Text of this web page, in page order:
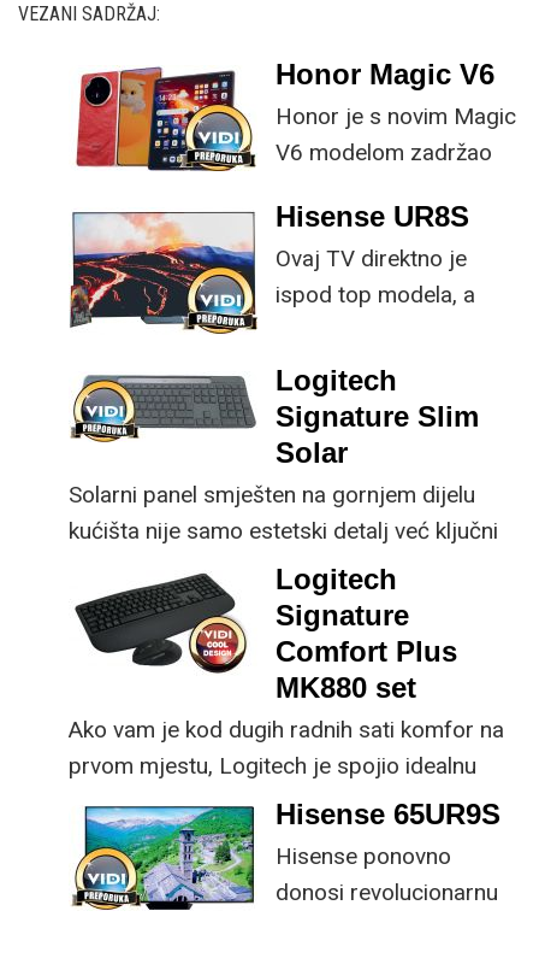
VEZANI SADRŽAJ:
Honor Magic V6
Honor je s novim Magic
V6 modelom zadržao
specifikacije, no
istovremeno
implementirao
ključne svakom
korisniku.
Hisense UR8S
Ovaj TV direktno je
ispod top modela, a
male ustupke možete
osjetno uštedjeti pri
kupnji.
Logitech
Signature Slim
Solar
Solarni panel smješten na gornjem dijelu
kućišta nije samo estetski detalj već ključni
dio koncepta ovog proizvoda, jer koristi
energiju prirodnog ili umjetnog svjetla za
rad.
Logitech
Signature
Comfort Plus
MK880 set
Ako vam je kod dugih radnih sati komfor na
prvom mjestu, Logitech je spojio idealnu
kombinaciju tipkovnice i miša s naprednim
funkcijama.
Hisense 65UR9S
Hisense ponovno
donosi revolucionarnu